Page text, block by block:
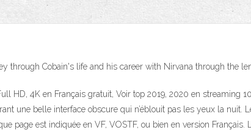
through Cobain's life and his career with Nirvana through the
HD, 4K en Français gratuit, Voir top 2019, 2020 en streaming
une belle interface obscure qui n’éblouit pas les yeux la nuit.
page est indiquée en VF, VOSTF, ou bien en version